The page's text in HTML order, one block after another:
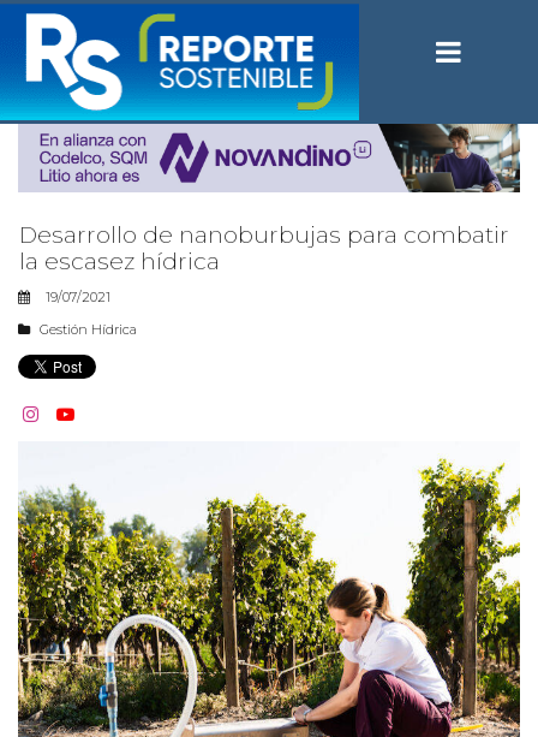
Desarrollo de nanoburbujas para combatir
la escasez hídrica
19/07/2021
Gestión Hídrica
 